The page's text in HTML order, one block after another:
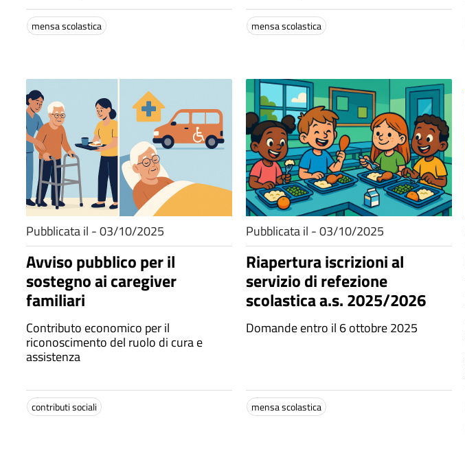
mensa scolastica mensa scolastica
Pubblicata il - 03/10/2025
Avviso pubblico per il
sostegno ai caregiver
familiari
Contributo economico per il
riconoscimento del ruolo di cura e
assistenza
contributi sociali
Pubblicata il - 03/10/2025
Riapertura iscrizioni al
servizio di refezione
scolastica a.s. 2025/2026
Domande entro il 6 ottobre 2025
mensa scolastica